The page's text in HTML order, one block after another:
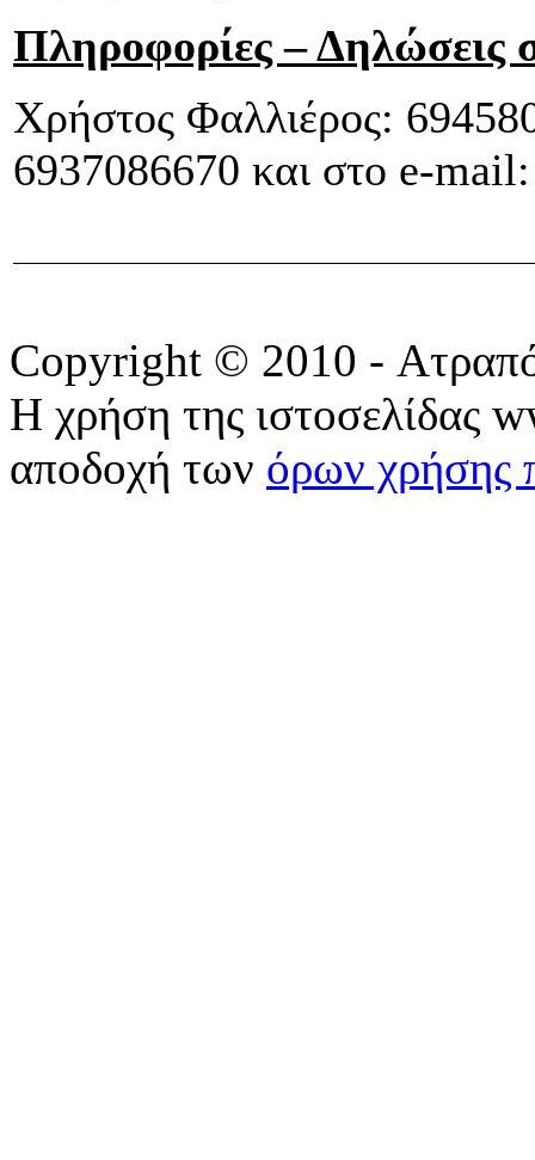
Πληροφορίες – Δηλώσεις
Χρήστος Φαλλιέρος:
6937086670 και στο e-
Copyright © 2010 -
Η χρήση της ιστοσελίδας
αποδοχή των όρων χρήσης